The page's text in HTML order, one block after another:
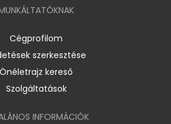
Cégprofilom
szerkesztése
Önéletrajz kereső
Szolgáltatások
INFORMÁCIÓK